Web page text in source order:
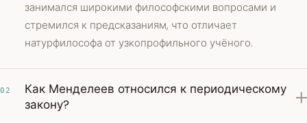
занимался широкими философскими вопросами и
стремился к предсказаниям, что отличает
натурфилософа от узкопрофильного учёного.
02
Как Менделеев относился к периодическому
закону?